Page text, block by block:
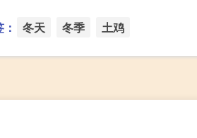
冬天 冬季 土鸡